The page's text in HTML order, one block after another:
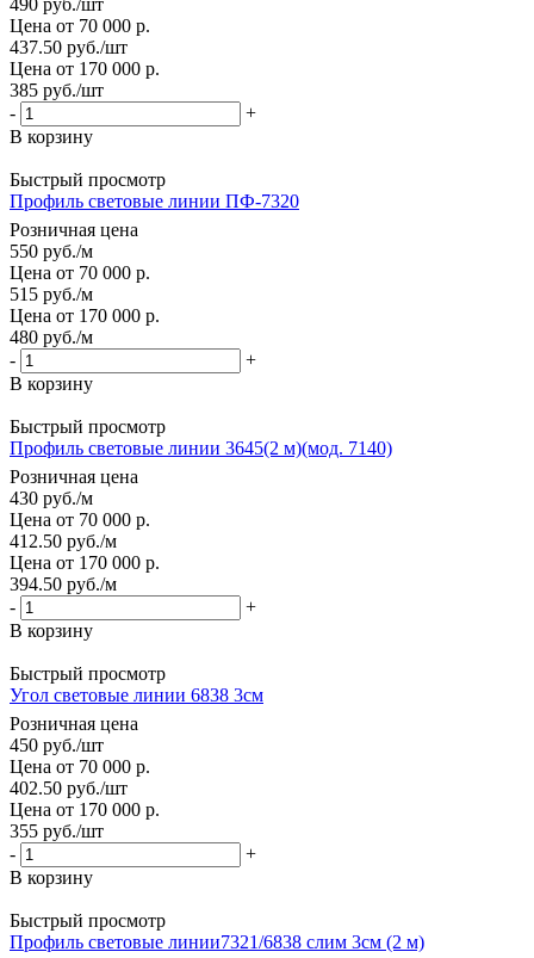
Цена от 70 000 р.
437.50 руб./шт
Цена от 170 000 р.
385 руб./шт
-
+
В корзину
Быстрый просмотр
Профиль световые линии ПФ-7320
Розничная цена
550 руб./м
Цена от 70 000 р.
515 руб./м
Цена от 170 000 р.
480 руб./м
-
+
В корзину
Быстрый просмотр
Профиль световые линии 3645(2 м)(мод. 7140)
Розничная цена
430 руб./м
Цена от 70 000 р.
412.50 руб./м
Цена от 170 000 р.
394.50 руб./м
-
+
В корзину
Быстрый просмотр
Угол световые линии 6838 3см
Розничная цена
450 руб./шт
Цена от 70 000 р.
402.50 руб./шт
Цена от 170 000 р.
355 руб./шт
-
+
В корзину
Быстрый просмотр
Профиль световые линии7321/6838 слим 3см (2 м)